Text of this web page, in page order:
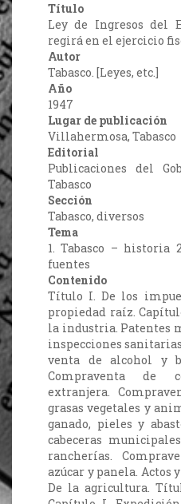
Título
Ley de Ingresos del
regirá en el ejercicio
Autor
Tabasco. [Leyes, etc.]
Año
1947
Lugar de publicación
Villahermosa, Tabasco
Editorial
Publicaciones del
Tabasco
Sección
Tabasco, diversos
Tema
1. Tabasco – historia
fuentes
Contenido
Título I. De los
propiedad raíz.
la industria. Patentes
inspecciones
venta de alcohol y
Compraventa de
extranjera.
grasas vegetales y
ganado, pieles y
cabeceras
rancherías.
azúcar y panela. Actos
De la agricultura.